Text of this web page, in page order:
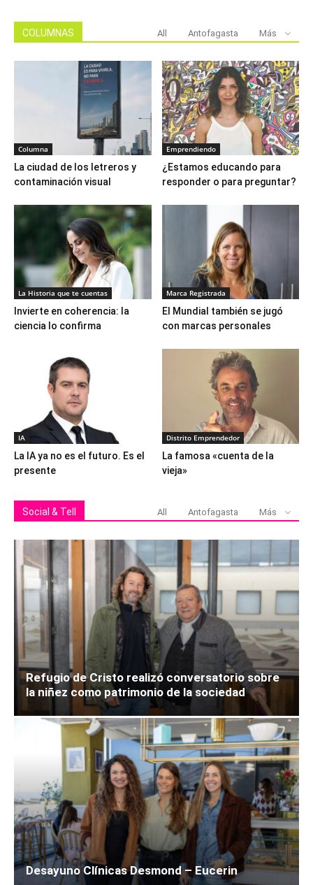
COLUMNAS All Antofagasta Más
Columna
La ciudad de los letreros y
contaminación visual
Emprendiendo
¿Estamos educando para
responder o para preguntar?
La Historia que te cuentas
Invierte en coherencia: la
ciencia lo confirma
Marca Registrada
El Mundial también se jugó
con marcas personales
IA
La IA ya no es el futuro. Es el
presente
Distrito Emprendedor
La famosa «cuenta de la
vieja»
Social & Tell All Antofagasta Más
Refugio de Cristo realizó conversatorio sobre
la niñez como patrimonio de la sociedad
Desayuno Clínicas Desmond – Eucerin